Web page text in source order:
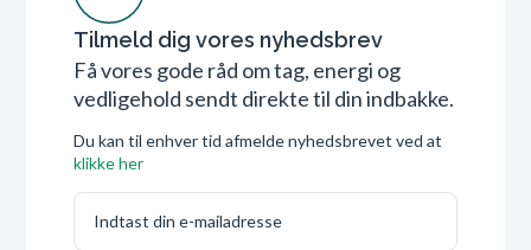
Tilmeld dig vores nyhedsbrev
Få vores gode råd om tag, energi og
vedligehold sendt direkte til din indbakke.
Du kan til enhver tid afmelde nyhedsbrevet ved at
klikke her
E-mail